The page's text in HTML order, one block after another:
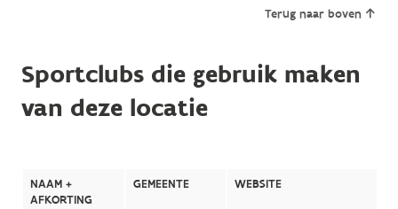
Terug naar boven
Sportclubs die gebruik maken
van deze locatie
NAAM +
AFKORTING
GEMEENTE WEBSITE